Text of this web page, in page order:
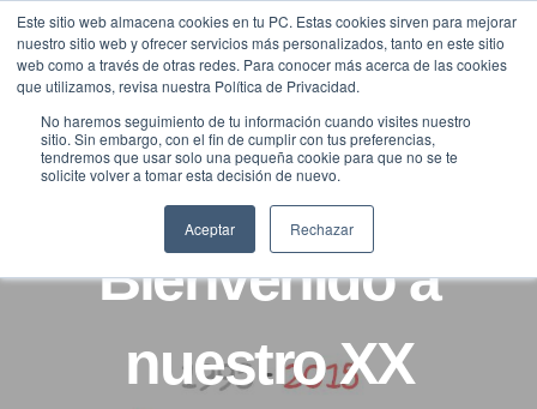
Este sitio web almacena cookies en tu PC. Estas cookies sirven para mejorar
nuestro sitio web y ofrecer servicios más personalizados, tanto en este sitio
web como a través de otras redes. Para conocer más acerca de las cookies
que utilizamos, revisa nuestra Política de Privacidad.
No haremos seguimiento de tu información cuando visites nuestro
sitio. Sin embargo, con el fin de cumplir con tus preferencias,
tendremos que usar solo una pequeña cookie para que no se te
solicite volver a tomar esta decisión de nuevo.
Aceptar Rechazar
Saltar
contenido
FUNDACIÓN
Bienvenido a
nuestro XX
Traducir »